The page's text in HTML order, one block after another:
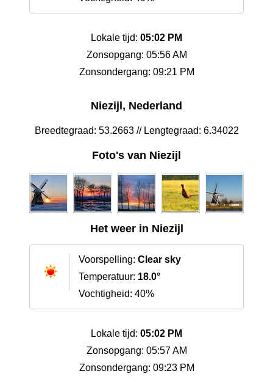
Lokale tijd: 05:02 PM
Zonsopgang: 05:56 AM
Zonsondergang: 09:21 PM
Niezijl, Nederland
Breedtegraad: 53.2663 // Lengtegraad: 6.34022
Foto's van Niezijl
Het weer in Niezijl
Voorspelling: Clear sky
Temperatuur: 18.0°
Vochtigheid: 40%
Lokale tijd: 05:02 PM
Zonsopgang: 05:57 AM
Zonsondergang: 09:23 PM